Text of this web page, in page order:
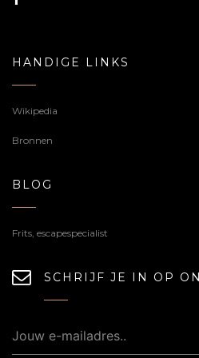
HANDIGE LINKS
Wikipedia
Bronnen
BLOG
Frits, escapespecialist
SCHRIJF JE IN OP